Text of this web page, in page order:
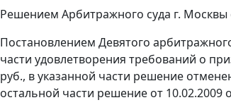
Решением Арбитражного суда г. Москвы
Постановлением Девятого
части удовлетворения требований о
руб., в указанной части решение
остальной части решение от 10.02.2009